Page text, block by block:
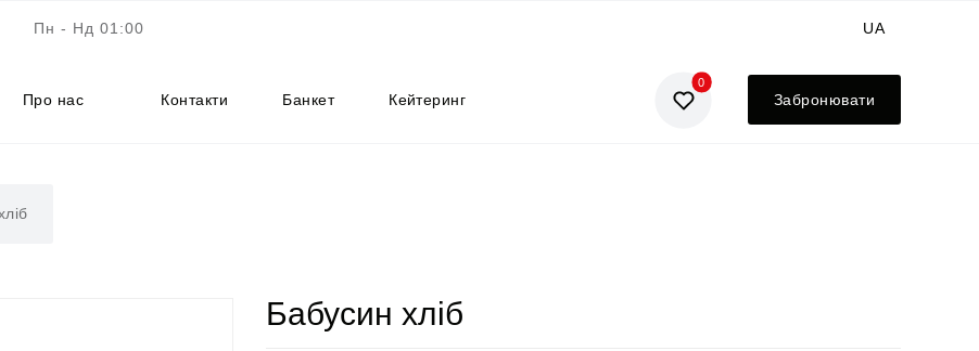
Пн - Нд 01:00 UA
EN
Про нас Контакти Банкет Кейтеринг
0
Забронювати
Бабусин хліб